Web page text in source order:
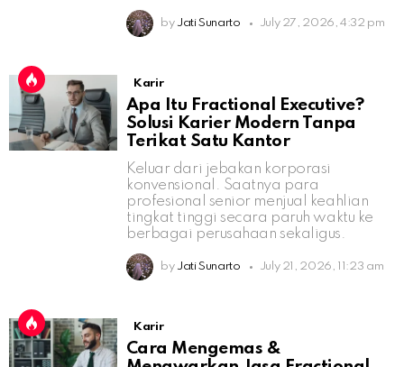
by Jati Sunarto July 27, 2026, 4:32 pm
Karir
Apa Itu Fractional Executive?
Solusi Karier Modern Tanpa
Terikat Satu Kantor
Keluar dari jebakan korporasi
konvensional. Saatnya para
profesional senior menjual keahlian
tingkat tinggi secara paruh waktu ke
berbagai perusahaan sekaligus.
by Jati Sunarto July 21, 2026, 11:23 am
Karir
Cara Mengemas &